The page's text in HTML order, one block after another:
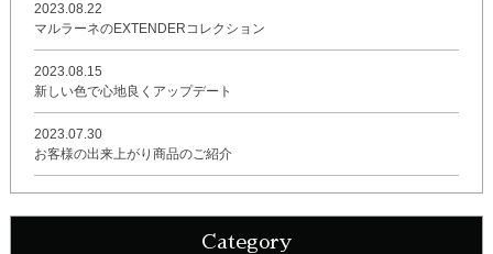
2023.08.22
マルラーネのEXTENDERコレクション
2023.08.15
新しい色で心地良くアップデート
2023.07.30
お客様の出来上がり商品のご紹介
Category